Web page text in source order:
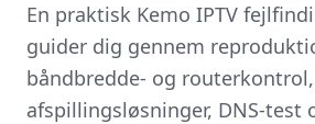
En praktisk Kemo IPTV
guider dig gennem
båndbredde- og routerkontrol,
afspillingsløsninger, DNS-test